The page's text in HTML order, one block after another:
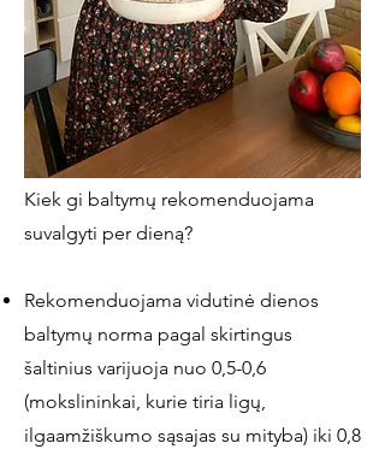
Kiek gi baltymų rekomenduojama
suvalgyti per dieną?
Rekomenduojama vidutinė dienos
baltymų norma pagal skirtingus
šaltinius varijuoja nuo 0,5-0,6
(mokslininkai, kurie tiria ligų,
ilgaamžiškumo sąsajas su mityba) iki 0,8